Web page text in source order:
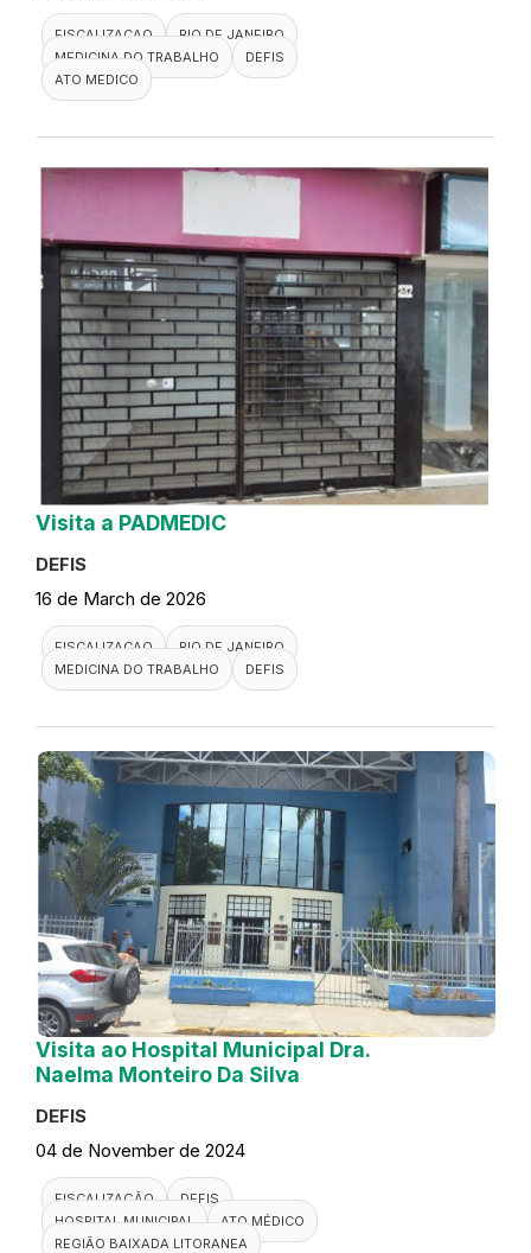
FISCALIZACAO
RIO DE JANEIRO
MEDICINA DO TRABALHO
DEFIS
ATO MEDICO
Visita a PADMEDIC
DEFIS
16 de March de 2026
FISCALIZACAO
RIO DE JANEIRO
MEDICINA DO TRABALHO
DEFIS
Visita ao Hospital Municipal Dra.
Naelma Monteiro Da Silva
DEFIS
04 de November de 2024
FISCALIZAÇÃO
DEFIS
HOSPITAL MUNICIPAL
ATO MÉDICO
REGIÃO BAIXADA LITORANEA